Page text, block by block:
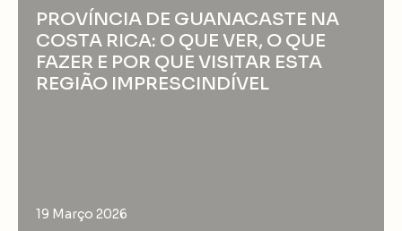
PROVÍNCIA DE GUANACASTE NA
COSTA RICA: O QUE VER, O QUE
FAZER E POR QUE VISITAR ESTA
REGIÃO IMPRESCINDÍVEL
19 Março 2026